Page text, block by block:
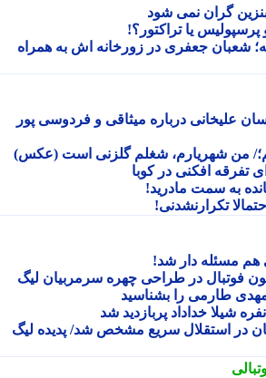
گران نمی شود
یا تراکتور؟!
جعفری در زورخانه اش به همراه
درباره میثاقی و فردوسی پور
من شهریارم، شغلم گلزنی است (عکس)
افکنی در کوبا
به سمت مادرید!
تکرارنشدنی!
مسئله دار شد!
در طراحی چهره سرمربیان لیگ
طارمی را بشناسید
استقلال سریع مشخص شد/ پدیده لیگ